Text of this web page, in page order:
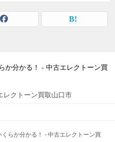
か分かる！ - 中古エレクトーン買
レクトーン買取山口市
らか分かる！ - 中古エレクトーン買